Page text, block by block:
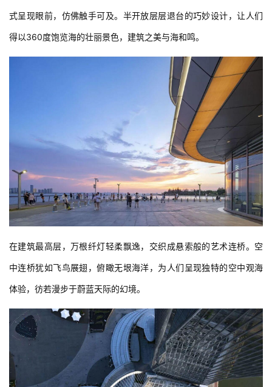
式呈现眼前，仿佛触手可及。半开放层层退台的巧妙设计，让人们
得以360度饱览海的壮丽景色，建筑之美与海和鸣。
在建筑最高层，万根纤灯轻柔飘逸，交织成悬索般的艺术连桥。空
中连桥犹如飞鸟展翅，俯瞰无垠海洋，为人们呈现独特的空中观海
体验，彷若漫步于蔚蓝天际的幻境。